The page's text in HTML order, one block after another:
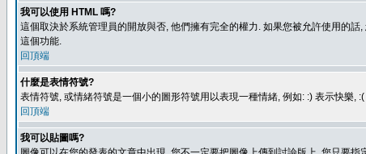
我可以使用 HTML 嗎?
這個取決於系統管理員的開放與否, 他們擁有完全的權力. 如果您被允許使用的話
這個功能.
回頂端
什麼是表情符號?
表情符號, 或情緒符號是一個小的圖形符號用以表現一種情緒, 例如: :) 表示快樂
回頂端
我可以貼圖嗎?